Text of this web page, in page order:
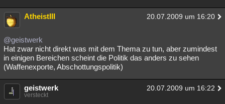
AtheistIII 20.07.2009 um 16:20
@geistwerk
Hat zwar nicht direkt was mit dem Thema zu tun, aber zumindest
in einigen Bereichen scheint die Politik das anders zu sehen
(Waffenexporte, Abschottungspolitik)
geistwerk 20.07.2009 um 16:22
versteckt